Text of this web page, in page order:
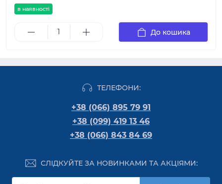
в наявності
До кошика
ТЕЛЕФОНИ:
+38 (066) 895 79 91
+38 (099) 419 13 46
+38 (066) 843 84 69
СЛІДКУЙТЕ ЗА НОВИНКАМИ ТА АКЦІЯМИ: